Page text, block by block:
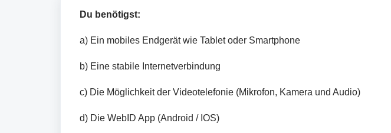
Du benötigst:
a) Ein mobiles Endgerät wie Tablet oder Smartphone
b) Eine stabile Internetverbindung
c) Die Möglichkeit der Videotelefonie (Mikrofon, Kamera und Audio)
d) Die WebID App (Android / IOS)